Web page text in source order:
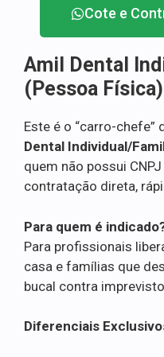
Cote e
Amil Dental
(Pessoa Física)
Este é o “carro-chefe”
Dental Individual/
quem não possui
contratação direta,
Para quem é
Para profissionais
casa e famílias que
bucal contra
Diferenciais